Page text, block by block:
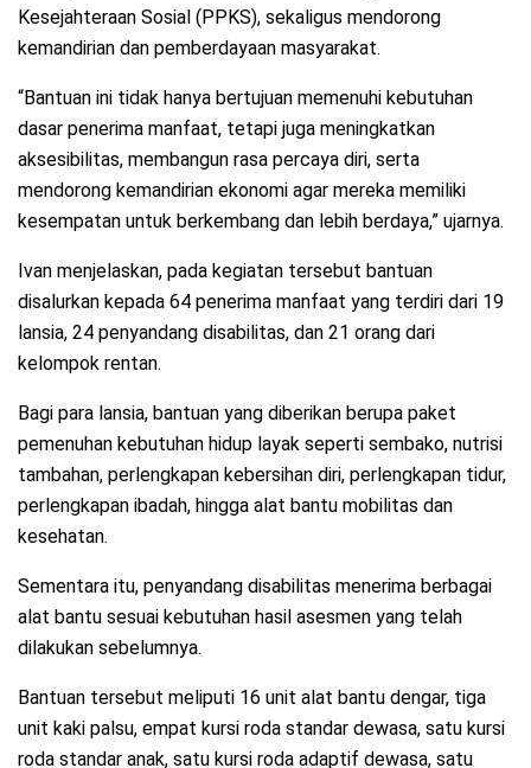
Kesejahteraan Sosial (PPKS), sekaligus mendorong
kemandirian dan pemberdayaan masyarakat.
“Bantuan ini tidak hanya bertujuan memenuhi kebutuhan
dasar penerima manfaat, tetapi juga meningkatkan
aksesibilitas, membangun rasa percaya diri, serta
mendorong kemandirian ekonomi agar mereka memiliki
kesempatan untuk berkembang dan lebih berdaya,” ujarnya.
Ivan menjelaskan, pada kegiatan tersebut bantuan
disalurkan kepada 64 penerima manfaat yang terdiri dari 19
lansia, 24 penyandang disabilitas, dan 21 orang dari
kelompok rentan.
Bagi para lansia, bantuan yang diberikan berupa paket
pemenuhan kebutuhan hidup layak seperti sembako, nutrisi
tambahan, perlengkapan kebersihan diri, perlengkapan tidur,
perlengkapan ibadah, hingga alat bantu mobilitas dan
kesehatan.
Sementara itu, penyandang disabilitas menerima berbagai
alat bantu sesuai kebutuhan hasil asesmen yang telah
dilakukan sebelumnya.
Bantuan tersebut meliputi 16 unit alat bantu dengar, tiga
unit kaki palsu, empat kursi roda standar dewasa, satu kursi
roda standar anak, satu kursi roda adaptif dewasa, satu